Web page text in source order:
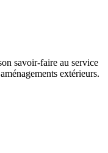
savoir-faire au service
extérieurs.